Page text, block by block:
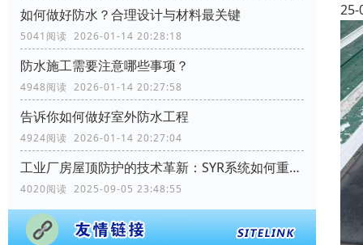
如何做好防水？合理设计与材料最关键
5041阅读 2026-01-14 20:28:18
防水施工需要注意哪些事项？
4948阅读 2026-01-14 20:27:58
告诉你如何做好室外防水工程
4924阅读 2026-01-14 20:27:04
工业厂房屋顶防护的技术革新：SYR系统如何重塑行业标准
4020阅读 2025-09-05 23:48:55
25-